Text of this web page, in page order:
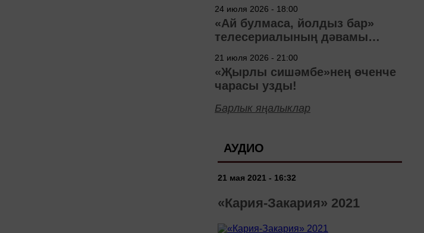
24 июля 2026 - 18:00
«Ай булмаса, йолдыз бар»
телесериалының дәвамы
21 июля 2026 - 21:00
«Җырлы сишәмбе»нең өченче
чарасы узды!
Барлык яңалыклар
АУДИО
21 мая 2021 - 16:32
«Кария-Закария» 2021